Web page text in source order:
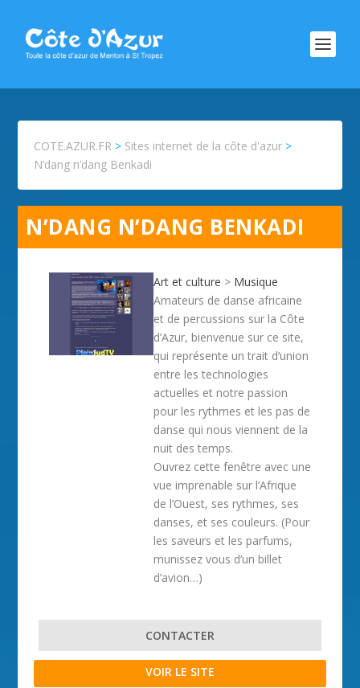
COTE.AZUR.FR > Sites internet de la côte d'azur >
N’dang n’dang Benkadi
N’DANG N’DANG BENKADI
Art et culture > Musique
Amateurs de danse africaine
et de percussions sur la Côte
d’Azur, bienvenue sur ce site,
qui représente un trait d’union
entre les technologies
actuelles et notre passion
pour les rythmes et les pas de
danse qui nous viennent de la
nuit des temps.
Ouvrez cette fenêtre avec une
vue imprenable sur l’Afrique
de l’Ouest, ses rythmes, ses
danses, et ses couleurs. (Pour
les saveurs et les parfums,
munissez vous d’un billet
d’avion…)
CONTACTER
VOIR LE SITE